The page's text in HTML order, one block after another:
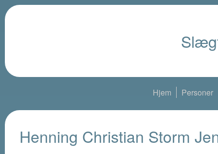
Hjem Personer
Henning Christian Storm